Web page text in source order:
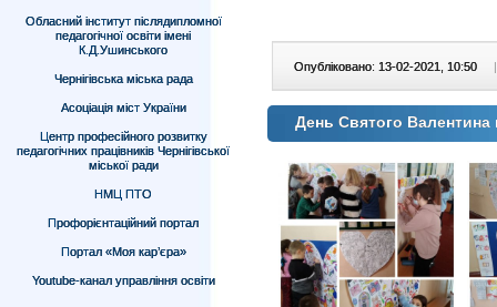
Обласний інститут післядипломної
педагогічної освіти імені
К.Д.Ушинського
Чернігівська міська рада
Асоціація міст України
Центр професійного розвитку
педагогічних працівників Чернігівської
міської ради
НМЦ ПТО
Профорієнтаційний портал
Портал «Моя кар’єра»
Youtube-канал управління освіти
Опубліковано: 13-02-2021, 10:50 |
День Святого